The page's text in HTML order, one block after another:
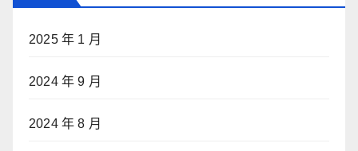
2025 年 1 月
2024 年 9 月
2024 年 8 月